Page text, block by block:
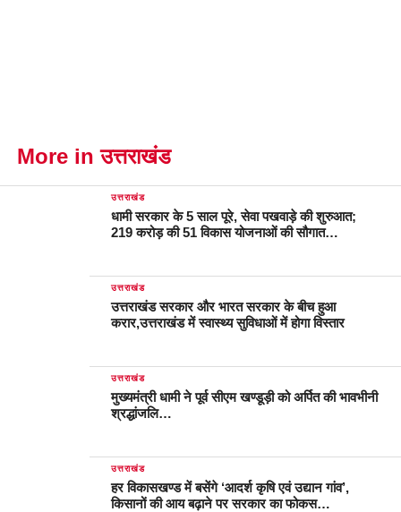
More in उत्तराखंड
उत्तराखंड
धामी सरकार के 5 साल पूरे, सेवा पखवाड़े की शुरुआत;
219 करोड़ की 51 विकास योजनाओं की सौगात…
उत्तराखंड
उत्तराखंड सरकार और भारत सरकार के बीच हुआ
करार,उत्तराखंड में स्वास्थ्य सुविधाओं में होगा विस्तार
उत्तराखंड
मुख्यमंत्री धामी ने पूर्व सीएम खण्डूड़ी को अर्पित की भावभीनी
श्रद्धांजलि…
उत्तराखंड
हर विकासखण्ड में बसेंगे ‘आदर्श कृषि एवं उद्यान गांव’,
किसानों की आय बढ़ाने पर सरकार का फोकस…